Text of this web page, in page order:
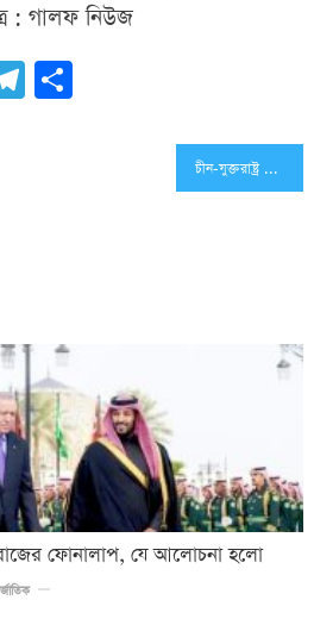
: গালফ নিউজ
Telegram
Share
চীন-যুক্তরাষ্ট্র বাণিজ্য আলোচনার দিনক্ষণ জানালেন ট্রাম্প
ফোনালাপ, যে আলোচনা হলো